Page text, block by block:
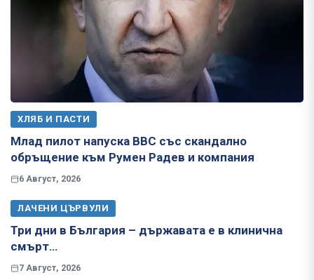
ХЛЯБ И ПАСТИ
Млад пилот напуска ВВС със скандално
обръщение към Румен Радев и компания
6 Август, 2026
ЛАЧЕНИ ЦЪРВУЛИ
Три дни в България – държавата е в клинична
смърт…
7 Август, 2026